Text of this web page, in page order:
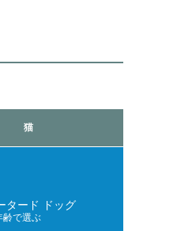
猫
タード ドッグ
齢で選ぶ